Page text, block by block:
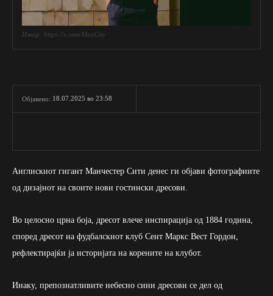
Извор: https://x.com/ManCity
Објавено: 18.07.2025 во 23:58
Англискиот гигант Манчестер Сити денес ги објави фотографиите
од дизајнот на своите нови гостински дресови.
Во целосно црна боја, дресот влече инспирација од 1884 година,
според дресот на фудбалскиот клуб Сент Маркс Вест Гордон,
рефлектирајќи ја историјата на корените на клубот.
Инаку, препознатливите небесно сини дресови се дел од